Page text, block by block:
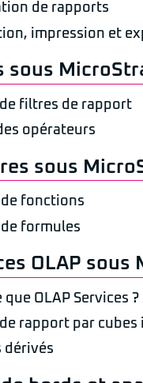
de rapports
impression et
sous
filtres de rapport
opérateurs
sous
fonctions
formules
OLAP
que OLAP Services ?
rapport par
dérivés